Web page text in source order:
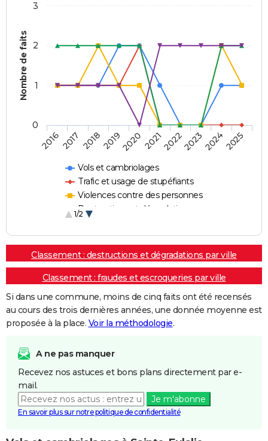
Nombre de faits
Vols et cambriolages
Trafic et usage de stupéfiants
Violences contre des personnes
Destructions et dégradations
1/2
20162017 20182019202020212022202320242025
0
1
2
3
Classement : destructions et dégradations par ville
Classement : fraudes et escroqueries par ville
Si dans une commune, moins de cinq faits ont été recensés
au cours des trois dernières années, une donnée moyenne est
proposée à la place. Voir la méthodologie.
A ne pas manquer
Recevez nos astuces et bons plans directement par e-
mail.
Je m'abonne
En savoir plus sur notre politique de confidentialité